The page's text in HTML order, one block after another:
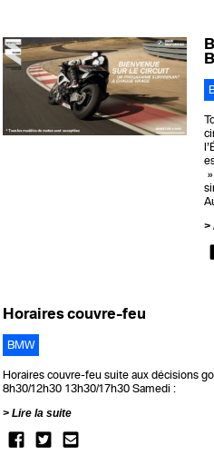
Horaires couvre-feu
BMW
Horaires couvre-feu suite aux décisions
8h30/12h30 13h30/17h30 Samedi
Lire la suite